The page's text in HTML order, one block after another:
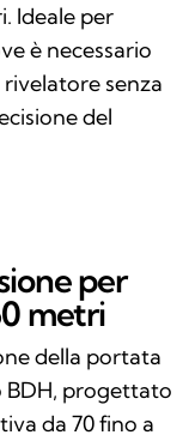
Ideale per
è necessario
senza
del
per
metri
della portata
progettato
da 70 fino a